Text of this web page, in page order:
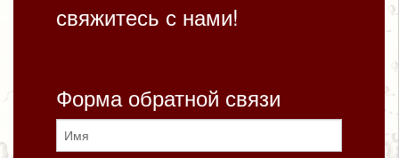
свяжитесь с нами!
Форма обратной связи